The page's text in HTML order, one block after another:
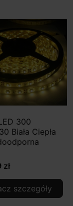
300
Biała Ciepła
szczegóły